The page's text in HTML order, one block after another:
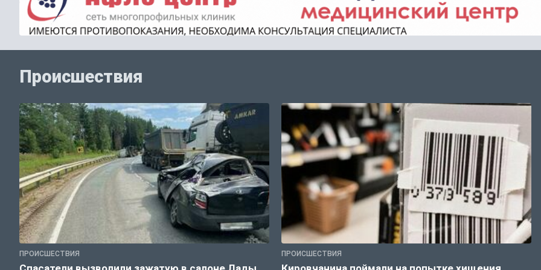
Происшествия
ПРОИСШЕСТВИЯ ПРОИСШЕСТВИЯ